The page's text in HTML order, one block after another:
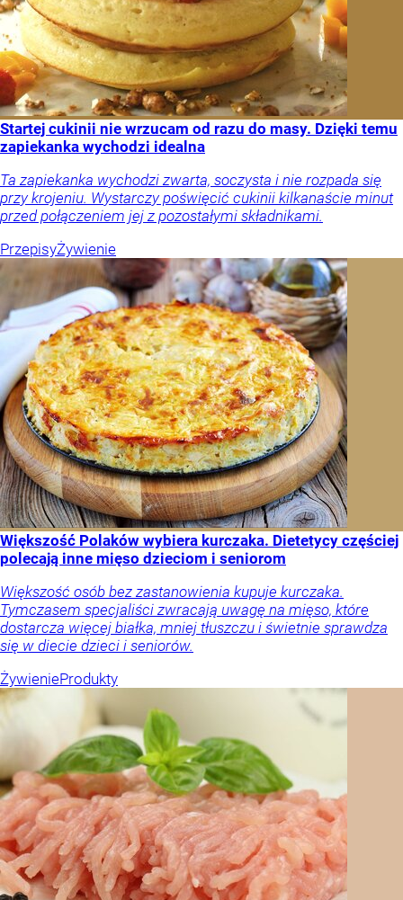
Startej cukinii nie wrzucam od razu do masy. Dzięki temu
zapiekanka wychodzi idealna
Ta zapiekanka wychodzi zwarta, soczysta i nie rozpada się
przy krojeniu. Wystarczy poświęcić cukinii kilkanaście minut
przed połączeniem jej z pozostałymi składnikami.
PrzepisyŻywienie
Większość Polaków wybiera kurczaka. Dietetycy częściej
polecają inne mięso dzieciom i seniorom
Większość osób bez zastanowienia kupuje kurczaka.
Tymczasem specjaliści zwracają uwagę na mięso, które
dostarcza więcej białka, mniej tłuszczu i świetnie sprawdza
się w diecie dzieci i seniorów.
ŻywienieProdukty